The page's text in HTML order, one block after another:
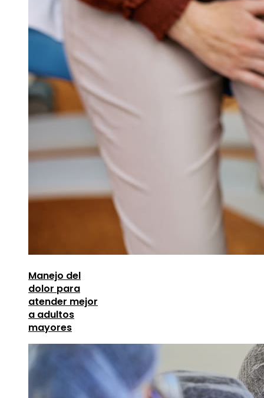
Manejo del
dolor para
atender mejor
a adultos
mayores